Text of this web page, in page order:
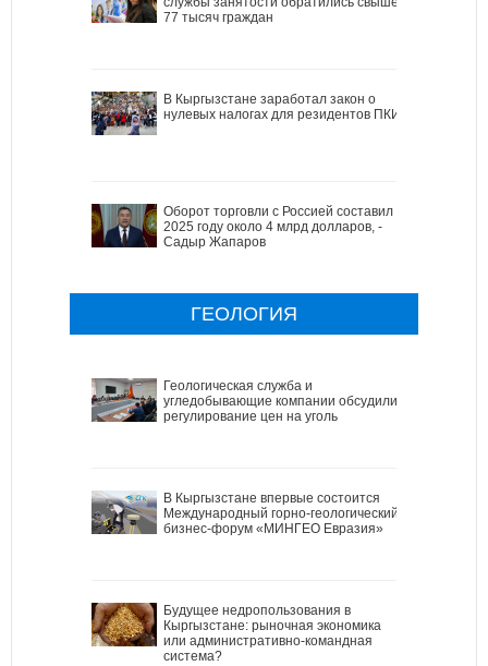
77 тысяч граждан
В Кыргызстане заработал закон о
нулевых налогах для резидентов ПКИ
Оборот торговли с Россией составил в
2025 году около 4 млрд долларов, -
Садыр Жапаров
ГЕОЛОГИЯ
Геологическая служба и
угледобывающие компании обсудили
регулирование цен на уголь
В Кыргызстане впервые состоится
Международный горно-геологический
бизнес-форум «МИНГЕО Евразия»
Будущее недропользования в
Кыргызстане: рыночная экономика
или административно-командная
система?